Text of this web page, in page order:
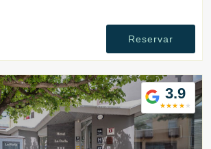
Reservar
3.9